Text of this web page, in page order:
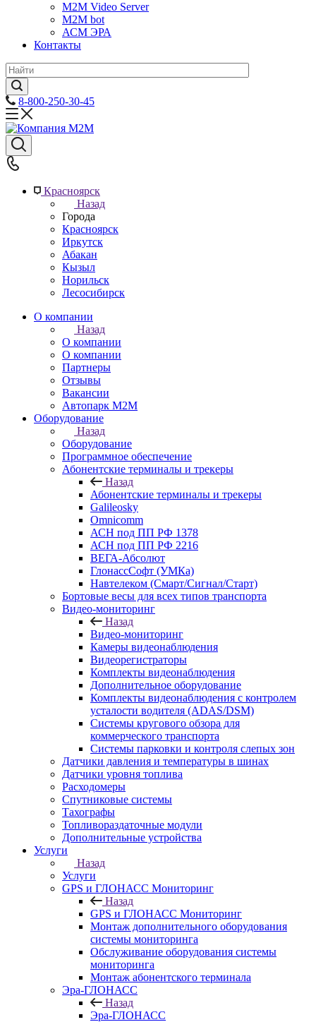
M2M Video Server
М2М bot
АСМ ЭРА
Контакты
8-800-250-30-45
Красноярск
Назад
Города
Красноярск
Иркутск
Абакан
Кызыл
Норильск
Лесосибирск
О компании
Назад
О компании
О компании
Партнеры
Отзывы
Вакансии
Автопарк М2М
Оборудование
Назад
Оборудование
Программное обеспечение
Абонентские терминалы и трекеры
Назад
Абонентские терминалы и трекеры
Galileosky
Omnicomm
АСН под ПП РФ 1378
АСН под ПП РФ 2216
ВЕГА-Абсолют
ГлонассСофт (УМКа)
Навтелеком (Смарт/Сигнал/Старт)
Бортовые весы для всех типов транспорта
Видео-мониторинг
Назад
Видео-мониторинг
Камеры видеонаблюдения
Видеорегистраторы
Комплекты видеонаблюдения
Дополнительное оборудование
Комплекты видеонаблюдения с контролем
усталости водителя (ADAS/DSM)
Системы кругового обзора для
коммерческого транспорта
Системы парковки и контроля слепых зон
Датчики давления и температуры в шинах
Датчики уровня топлива
Расходомеры
Спутниковые системы
Тахографы
Топливораздаточные модули
Дополнительные устройства
Услуги
Назад
Услуги
GPS и ГЛОНАСС Мониторинг
Назад
GPS и ГЛОНАСС Мониторинг
Монтаж дополнительного оборудования
системы мониторинга
Обслуживание оборудования системы
мониторинга
Монтаж абонентского терминала
Эра-ГЛОНАСС
Назад
Эра-ГЛОНАСС